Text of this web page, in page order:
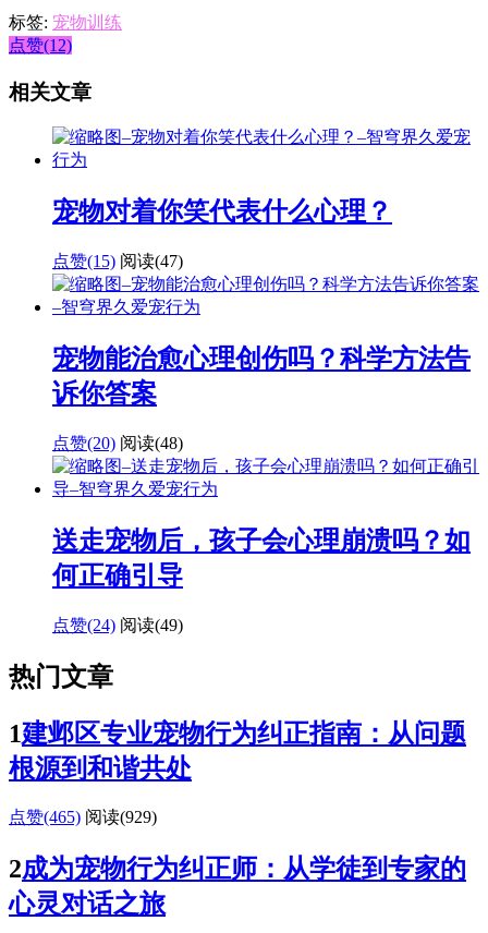
标签: 宠物训练
点赞(12)
相关文章
宠物对着你笑代表什么心理？
点赞(15) 阅读(47)
宠物能治愈心理创伤吗？科学方法告
诉你答案
点赞(20) 阅读(48)
送走宠物后，孩子会心理崩溃吗？如
何正确引导
点赞(24) 阅读(49)
热门文章
1建邺区专业宠物行为纠正指南：从问题
根源到和谐共处
点赞(465) 阅读(929)
2成为宠物行为纠正师：从学徒到专家的
心灵对话之旅